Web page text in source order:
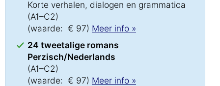
Korte verhalen, dialogen en grammatica
(A1–C2)
(waarde: € 97) Meer info »
24 tweetalige romans
Perzisch/Nederlands
(A1–C2)
(waarde: € 97) Meer info »